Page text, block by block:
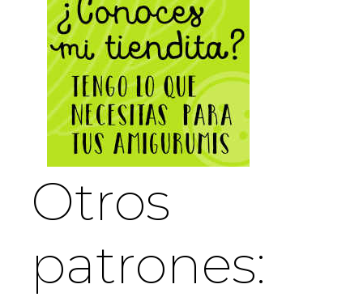
Otros
patrones: